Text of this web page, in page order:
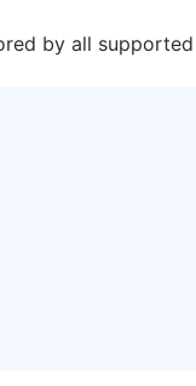
by all supported